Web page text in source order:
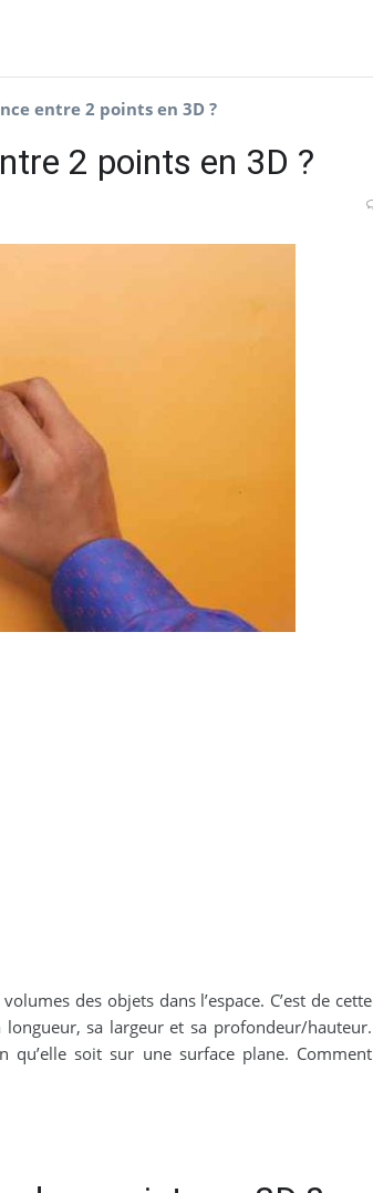
entre 2 points en 3D ?
2 points en 3D ?
des objets dans l’espace. C’est de cette
sa largeur et sa profondeur/hauteur.
qu’elle soit sur une surface plane. Comment